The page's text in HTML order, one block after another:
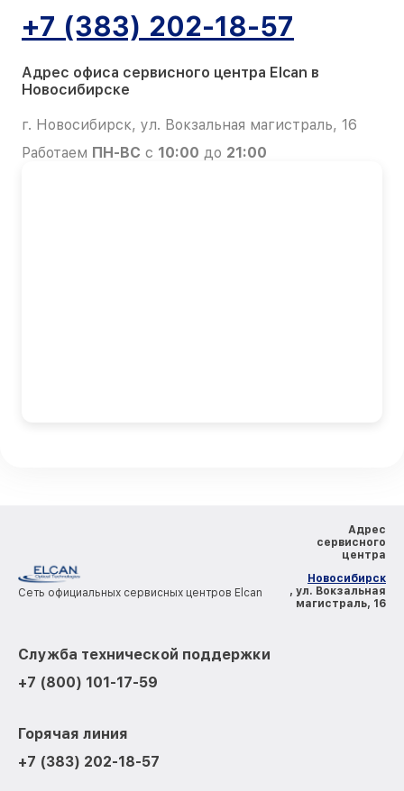
+7 (383) 202-18-57
Адрес офиса сервисного центра Elcan в
Новосибирске
г. Новосибирск, ул. Вокзальная магистраль, 16
Работаем ПН-ВС с 10:00 до 21:00
Сеть официальных сервисных центров Elcan
Адрес
сервисного
центра
Новосибирск
, ул. Вокзальная
магистраль, 16
Служба технической поддержки
+7 (800) 101-17-59
Горячая линия
+7 (383) 202-18-57